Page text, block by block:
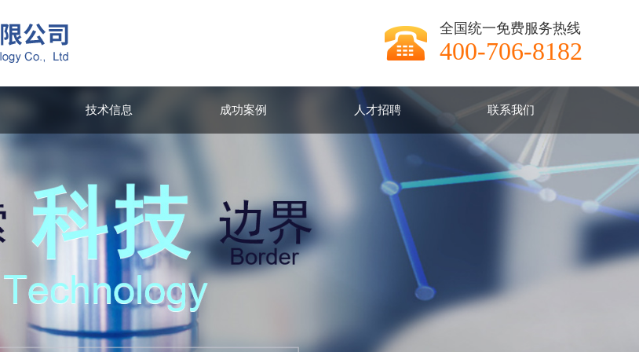
全国统一免费服务热线
400-706-8182
技术信息 成功案例 人才招聘 联系我们